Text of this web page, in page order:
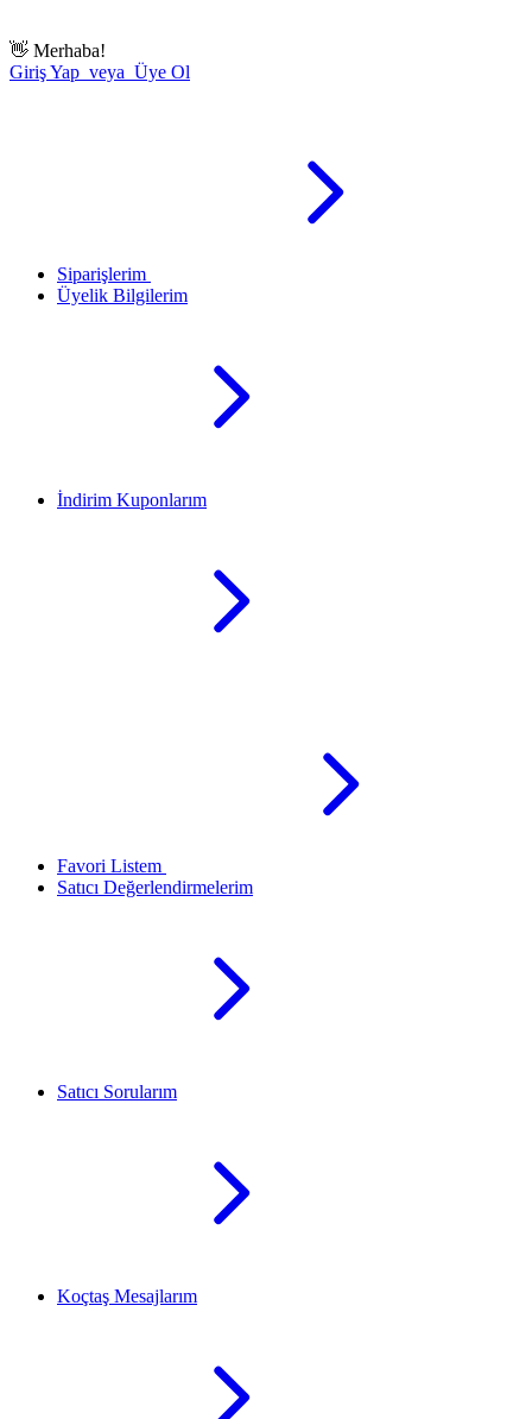
👋 Merhaba!
Giriş Yap veya Üye Ol
Siparişlerim
Üyelik Bilgilerim
İndirim Kuponlarım
Favori Listem
Satıcı Değerlendirmelerim
Satıcı Sorularım
Koçtaş Mesajlarım